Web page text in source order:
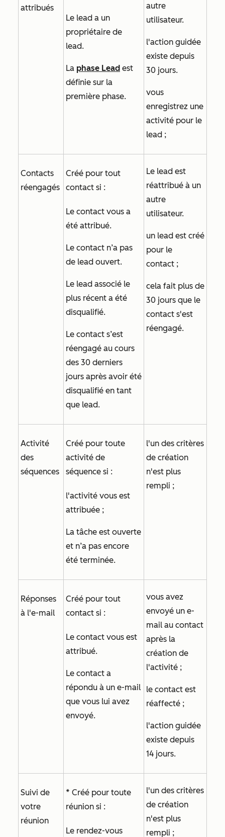
attribués
Le lead a un
propriétaire de
lead.
La phase Lead est
définie sur la
première phase.
autre
utilisateur.
l'action guidée
existe depuis
30 jours.
vous
enregistrez une
activité pour le
lead ;
Contacts
réengagés
Créé pour tout
contact si :
Le contact vous a
été attribué.
Le contact n’a pas
de lead ouvert.
Le lead associé le
plus récent a été
disqualifié.
Le contact s’est
réengagé au cours
des 30 derniers
jours après avoir été
disqualifié en tant
que lead.
Le lead est
réattribué à un
autre
utilisateur.
un lead est créé
pour le
contact ;
cela fait plus de
30 jours que le
contact s'est
réengagé.
Activité
des
séquences
Créé pour toute
activité de
séquence si :
l'activité vous est
attribuée ;
La tâche est ouverte
et n’a pas encore
été terminée.
l'un des critères
de création
n'est plus
rempli ;
Réponses
à l'e-mail
Créé pour tout
contact si :
Le contact vous est
attribué.
Le contact a
répondu à un e-mail
que vous lui avez
envoyé.
vous avez
envoyé un e-
mail au contact
après la
création de
l'activité ;
le contact est
réaffecté ;
l'action guidée
existe depuis
14 jours.
Suivi de
votre
réunion
* Créé pour toute
réunion si :
Le rendez-vous
l'un des critères
de création
n'est plus
rempli ;